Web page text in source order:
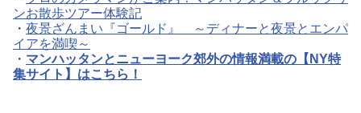
ンお散歩ツアー体験記
・ 夜景ざんまい『ゴールド』 ～ディナーと夜景とエンパ
イアを満喫～
・ マンハッタンとニューヨーク郊外の情報満載の【NY特
集サイト】はこちら！